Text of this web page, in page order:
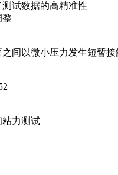
试数据的高精准性
整
间以微小压力发生短暂
力测试